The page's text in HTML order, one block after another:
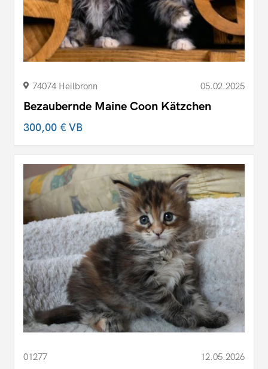
74074 Heilbronn 05.02.2025
Bezaubernde Maine Coon Kätzchen
300,00 €VB
01277 12.05.2026